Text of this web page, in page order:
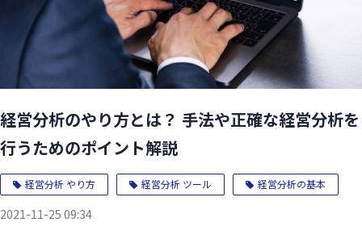
経営分析のやり方とは？ 手法や正確な経営分析を
行うためのポイント解説
経営分析 やり方 経営分析 ツール 経営分析の基本
2021-11-25 09:34